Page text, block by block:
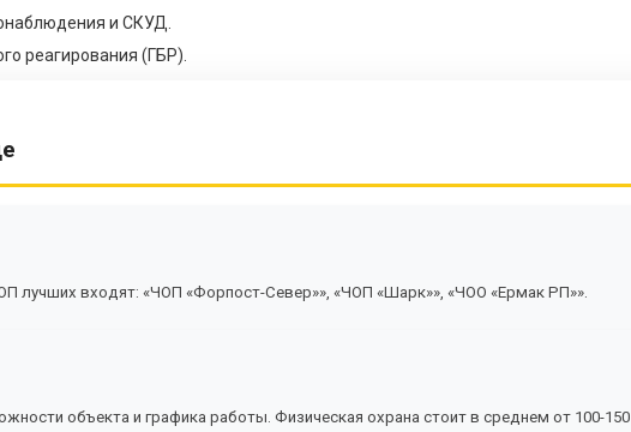
и СКУД.
реагирования (ГБР).
лучших входят: «ЧОП «Форпост-Север»», «ЧОП «Шарк»», «ЧОО «Ермак РП»».
объекта и графика работы. Физическая охрана стоит в среднем от 100-150